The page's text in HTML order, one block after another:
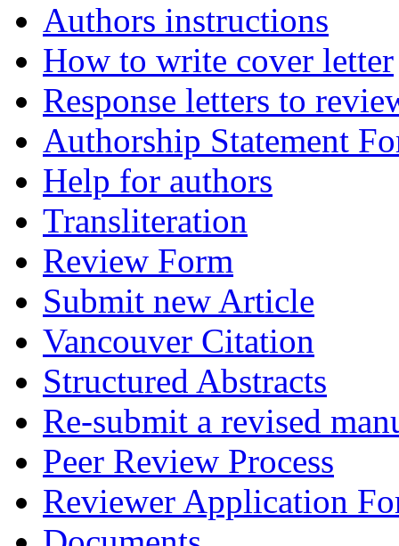
Authors instructions
How to write cover letter
Response letters to
Authorship Statement
Help for authors
Transliteration
Review Form
Submit new Article
Vancouver Citation
Structured Abstracts
Re-submit a revised
Peer Review Process
Reviewer Application